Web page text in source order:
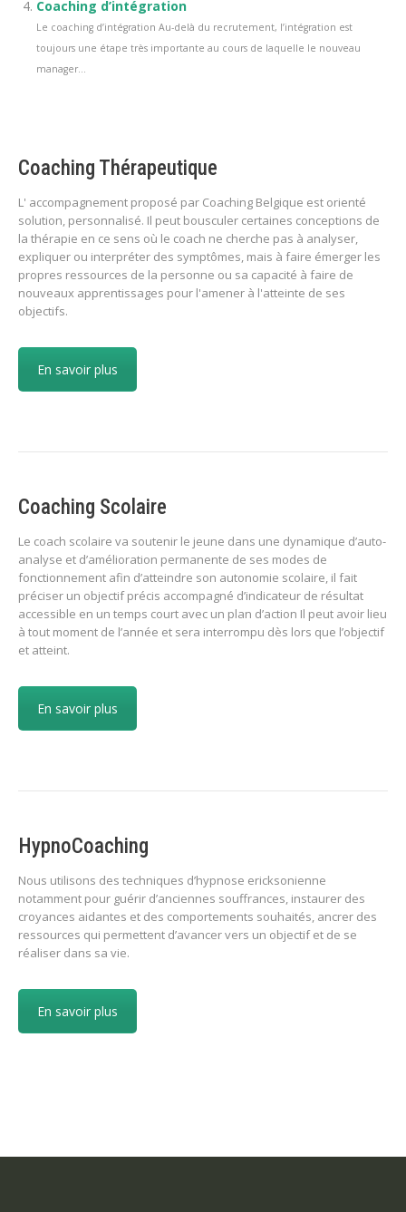
Coaching d’intégration
Le coaching d’intégration Au-delà du recrutement, l’intégration est
toujours une étape très importante au cours de laquelle le nouveau
manager...
Coaching Thérapeutique
L' accompagnement proposé par Coaching Belgique est orienté
solution, personnalisé. Il peut bousculer certaines conceptions de
la thérapie en ce sens où le coach ne cherche pas à analyser,
expliquer ou interpréter des symptômes, mais à faire émerger les
propres ressources de la personne ou sa capacité à faire de
nouveaux apprentissages pour l'amener à l'atteinte de ses
objectifs.
En savoir plus
Coaching Scolaire
Le coach scolaire va soutenir le jeune dans une dynamique d’auto-
analyse et d’amélioration permanente de ses modes de
fonctionnement afin d’atteindre son autonomie scolaire, il fait
préciser un objectif précis accompagné d’indicateur de résultat
accessible en un temps court avec un plan d’action Il peut avoir lieu
à tout moment de l’année et sera interrompu dès lors que l’objectif
et atteint.
En savoir plus
HypnoCoaching
Nous utilisons des techniques d’hypnose ericksonienne
notamment pour guérir d’anciennes souffrances, instaurer des
croyances aidantes et des comportements souhaités, ancrer des
ressources qui permettent d’avancer vers un objectif et de se
réaliser dans sa vie.
En savoir plus